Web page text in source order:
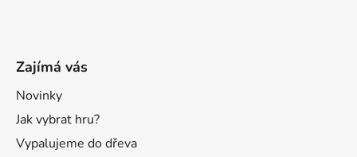
Zajímá vás
Novinky
Jak vybrat hru?
Vypalujeme do dřeva